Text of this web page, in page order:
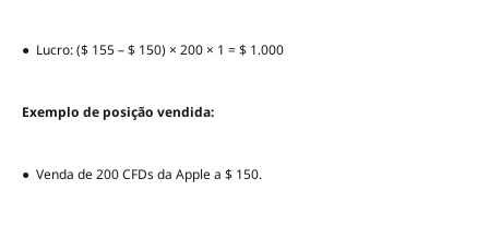
● Lucro: ($ 155 – $ 150) × 200 × 1 = $ 1.000
Exemplo de posição vendida:
● Venda de 200 CFDs da Apple a $ 150.